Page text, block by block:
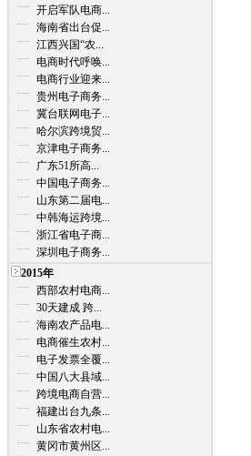
开启军队电商...
海南省出台促...
江西兴国“农...
电商时代呼唤...
电商行业迎来...
贵州电子商务...
冀台联网电子...
哈尔滨跨境贸...
京津电子商务...
广东51所高...
中国电子商务...
山东第二届电...
中韩海运跨境...
浙江省电子商...
深圳电子商务...
2015年
西部农村电商...
30天建成 跨...
海南农产品电...
电商催生农村...
电子发票全覆...
中国八大县域...
跨境电商自营...
福建出台九条...
山东省农村电...
黄冈市黄州区...